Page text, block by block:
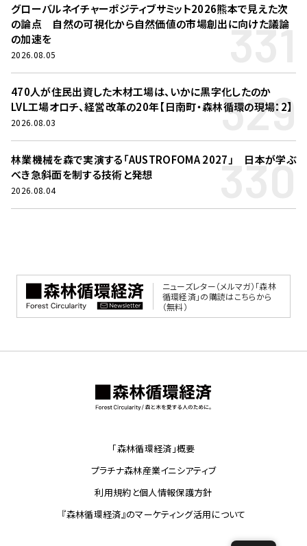
グローバルネイチャーポジティブサミット2026熊本で見えた次
の論点 自然の可視化から自然価値の市場創出に向けた議論
の加速を
331
2026.08.05
470人が住民出資した木材工場は、いかに黒字化したのか
LVL工場オロチ、経営改革の20年【日南町・森林循環の現場：2】
329
2026.08.03
林業機械を森で実演する「AUSTROFOMA 2027」 日本が学ぶ
べき急斜面を制する技術と発想
330
2026.08.04
ニューズレター（メルマガ）「森林
循環経済」の購読はこちらから
（無料）
「森林循環経済」概要
プラチナ森林産業イニシアティブ
利用規約と個人情報保護方針
『森林循環経済』のマーケティング活用について